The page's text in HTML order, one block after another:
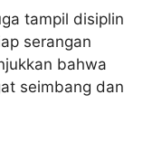
tampil disiplin
serangan
bahwa
seimbang dan